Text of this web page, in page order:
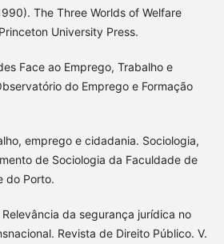
The Three Worlds of Welfare
University Press.
Face ao Emprego, Trabalho e
do Emprego e Formação
emprego e cidadania. Sociologia,
de Sociologia da Faculdade de
do Porto.
da segurança jurídica no
Revista de Direito Público. V.